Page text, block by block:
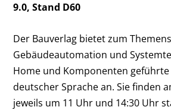
9.0, Stand D60
Der Bauverlag bietet zum
Gebäudeautomation und
Home und Komponenten geführte
deutscher Sprache an. Sie finden
jeweils um 11 Uhr und 14:30 Uhr